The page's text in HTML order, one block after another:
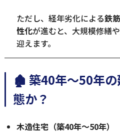
ただし、経年劣化による鉄
性化が進むと、大規模修繕
迎えます。
🏚 築40年〜50年の
態か？
木造住宅（築40年〜50年）